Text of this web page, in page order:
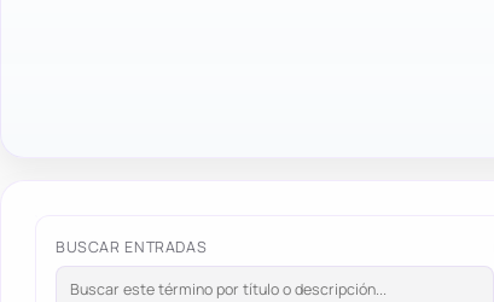
BUSCAR ENTRADAS